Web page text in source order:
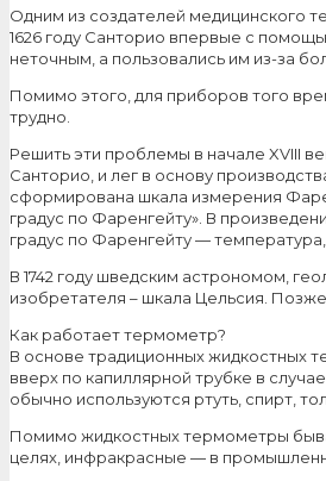
Одним из создателей медицинского
1626 году Санторио впервые с
неточным, а пользовались им из-за
Помимо этого, для приборов того
трудно.
Решить эти проблемы в начале XVIII
Санторио, и лег в основу
сформирована шкала измерения
градус по Фаренгейту». В
градус по Фаренгейту —
В 1742 году шведским астрономом,
изобретателя – шкала Цельсия.
Как работает термометр?
В основе традиционных жидкостных
вверх по капиллярной трубке в
обычно используются ртуть, спирт,
Помимо жидкостных термометры
целях, инфракрасные — в